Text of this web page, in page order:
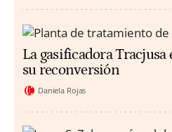
La gasificadora Tracjusa
su reconversión
Daniela Rojas